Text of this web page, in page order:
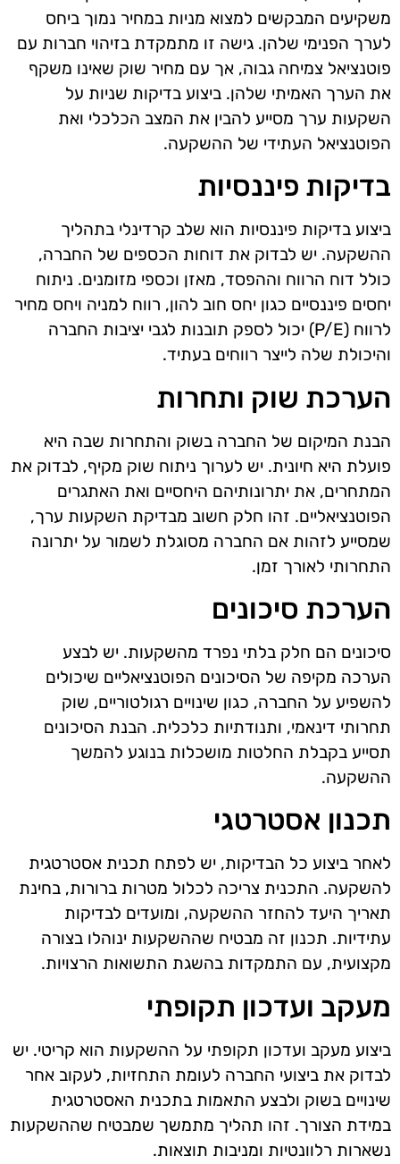
משקיעים המבקשים למצוא מניות במחיר נמוך ביחס
לערך הפנימי שלהן. גישה זו מתמקדת בזיהוי חברות עם
פוטנציאל צמיחה גבוה, אך עם מחיר שוק שאינו משקף
את הערך האמיתי שלהן. ביצוע בדיקות שניות על
השקעות ערך מסייע להבין את המצב הכלכלי ואת
הפוטנציאל העתידי של ההשקעה.
בדיקות פיננסיות
ביצוע בדיקות פיננסיות הוא שלב קרדינלי בתהליך
ההשקעה. יש לבדוק את דוחות הכספים של החברה,
כולל דוח הרווח וההפסד, מאזן וכספי מזומנים. ניתוח
יחסים פיננסיים כגון יחס חוב להון, רווח למניה ויחס מחיר
לרווח (P/E) יכול לספק תובנות לגבי יציבות החברה
והיכולת שלה לייצר רווחים בעתיד.
הערכת שוק ותחרות
הבנת המיקום של החברה בשוק והתחרות שבה היא
פועלת היא חיונית. יש לערוך ניתוח שוק מקיף, לבדוק את
המתחרים, את יתרונותיהם היחסיים ואת האתגרים
הפוטנציאליים. זהו חלק חשוב מבדיקת השקעות ערך,
שמסייע לזהות אם החברה מסוגלת לשמור על יתרונה
התחרותי לאורך זמן.
הערכת סיכונים
סיכונים הם חלק בלתי נפרד מהשקעות. יש לבצע
הערכה מקיפה של הסיכונים הפוטנציאליים שיכולים
להשפיע על החברה, כגון שינויים רגולטוריים, שוק
תחרותי דינאמי, ותנודתיות כלכלית. הבנת הסיכונים
תסייע בקבלת החלטות מושכלות בנוגע להמשך
ההשקעה.
תכנון אסטרטגי
לאחר ביצוע כל הבדיקות, יש לפתח תכנית אסטרטגית
להשקעה. התכנית צריכה לכלול מטרות ברורות, בחינת
תאריך היעד להחזר ההשקעה, ומועדים לבדיקות
עתידיות. תכנון זה מבטיח שההשקעות ינוהלו בצורה
מקצועית, עם התמקדות בהשגת התשואות הרצויות.
מעקב ועדכון תקופתי
ביצוע מעקב ועדכון תקופתי על ההשקעות הוא קריטי. יש
לבדוק את ביצועי החברה לעומת התחזיות, לעקוב אחר
שינויים בשוק ולבצע התאמות בתכנית האסטרטגית
במידת הצורך. זהו תהליך מתמשך שמבטיח שההשקעות
נשארות רלוונטיות ומניבות תוצאות.